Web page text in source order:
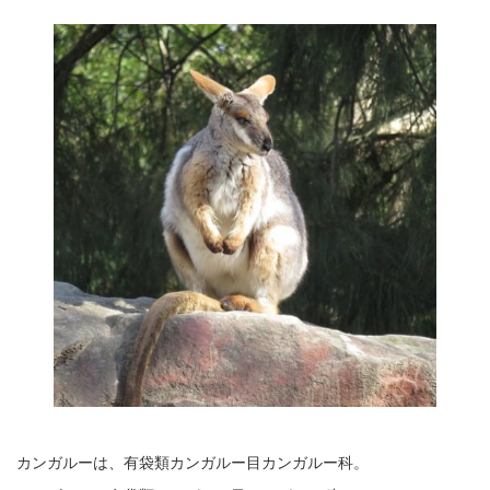
カンガルーは、有袋類カンガルー目カンガルー科。